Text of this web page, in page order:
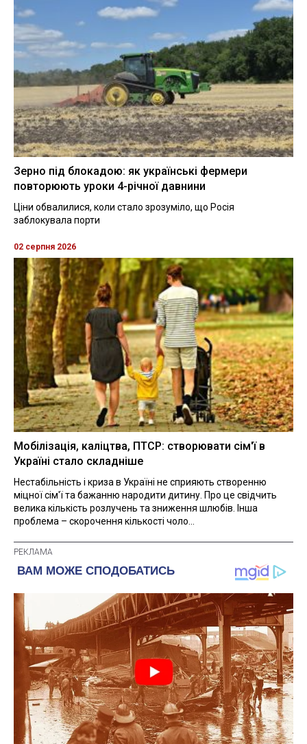
Зерно під блокадою: як українські фермери
повторюють уроки 4-річної давнини
Ціни обвалилися, коли стало зрозуміло, що Росія
заблокувала порти
02 серпня 2026
Мобілізація, каліцтва, ПТСР: створювати сім'ї в
Україні стало складніше
Нестабільність і криза в Україні не сприяють створенню
міцної сім'ї та бажанню народити дитину. Про це свідчить
велика кількість розлучень та зниження шлюбів. Інша
проблема – скорочення кількості чоло...